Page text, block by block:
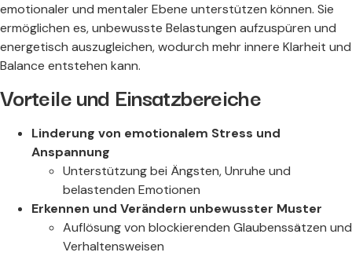
emotionaler und mentaler Ebene unterstützen können. Sie
ermöglichen es, unbewusste Belastungen aufzuspüren und
energetisch auszugleichen, wodurch mehr innere Klarheit und
Balance entstehen kann.
Vorteile und Einsatzbereiche
Linderung von emotionalem Stress und
Anspannung
Unterstützung bei Ängsten, Unruhe und
belastenden Emotionen
Erkennen und Verändern unbewusster Muster
Auflösung von blockierenden Glaubenssätzen und
Verhaltensweisen